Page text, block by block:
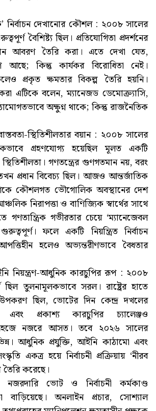
নির্বাচন দেখানোর কৌশল : ২০০৮ সালের
বৈশিষ্ট্য ছিল। প্রতিযোগিতা প্রদর্শনের
আবরণ তৈরি করা। এতে দেখা যেত,
আছে; কিন্তু কার্যকর বিরোধিতা নেই।
প্রকৃত ক্ষমতার বিকল্প তৈরি হয়নি।
এটিকে বলেন, ম্যানেজড ডেমোক্র্যাসি,
অক্ষুণ্ন থাকে; কিন্তু রাজনৈতিক
স্থিতিশীলতার বয়ান : ২০০৮ সালের
গ্রহণযোগ্য হয়েছিল মূলত একটি
গণতন্ত্রের গুণগতমান নয়, বরং
প্রধান বিবেচ্য ছিল। আজও আন্তর্জাতিক
কৌশলগত ভৌগোলিক অবস্থানের দেশ
নিরাপত্তা ও বাণিজ্যিক স্বার্থের সাথে
গণতান্ত্রিক গভীরতার চেয়ে ‘ম্যানেজেবল
ফলে একটি নিয়ন্ত্রিত নির্বাচন
হলেও অভ্যন্তরীণভাবে বৈধতার
নিয়ন্ত্রণ-আধুনিক কারচুপির রূপ : ২০০৮
ছিল তুলনামূলকভাবে সরল। রাষ্ট্রের হাতে
উপকরণ ছিল, ভোটের দিন কেন্দ্র দখলের
প্রকাশ্য কারচুপির চ্যালেঞ্জও
নজরে আসত। তবে ২০২৬ সালের
আধুনিক প্রযুক্তি, আইনি কাঠামো এবং
একত্র হয়ে নির্বাচনী প্রক্রিয়ায় ‘নীরব
করেছে।
নজরদারি ভোট ও নির্বাচনী কর্মকাণ্ড
বাড়িয়েছে। অনলাইন প্রচার, সোশ্যাল